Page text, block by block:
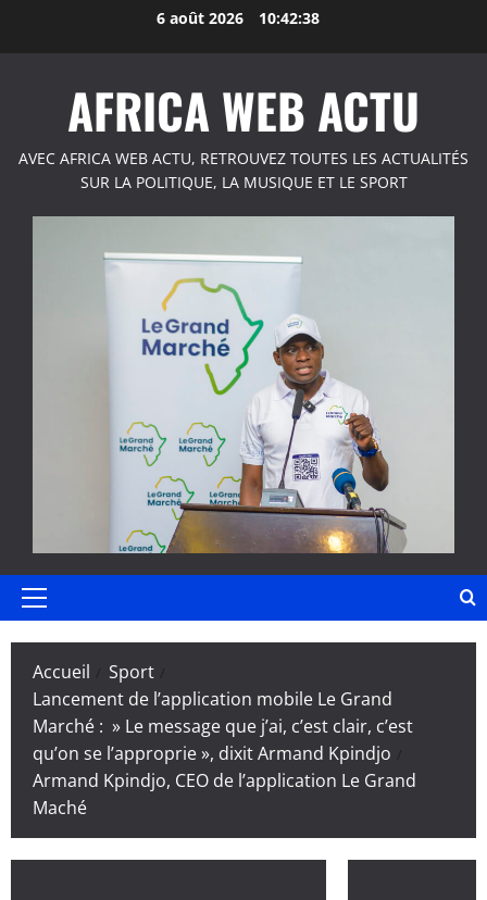
6 août 2026 10:42:39
AFRICA WEB ACTU
AVEC AFRICA WEB ACTU, RETROUVEZ TOUTES LES ACTUALITÉS
SUR LA POLITIQUE, LA MUSIQUE ET LE SPORT
Menu
Accueil
Sport
Lancement de l’application mobile Le Grand
Marché : » Le message que j’ai, c’est clair, c’est
qu’on se l’approprie », dixit Armand Kpindjo
Armand Kpindjo, CEO de l’application Le Grand
Maché